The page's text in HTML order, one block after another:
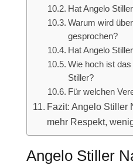
Hat Angelo
Warum wird
gesprochen?
Hat Angelo
Wie hoch ist
Stiller?
Für welchen
Fazit: Angelo Stiller
mehr Respekt,
Angelo Stiller